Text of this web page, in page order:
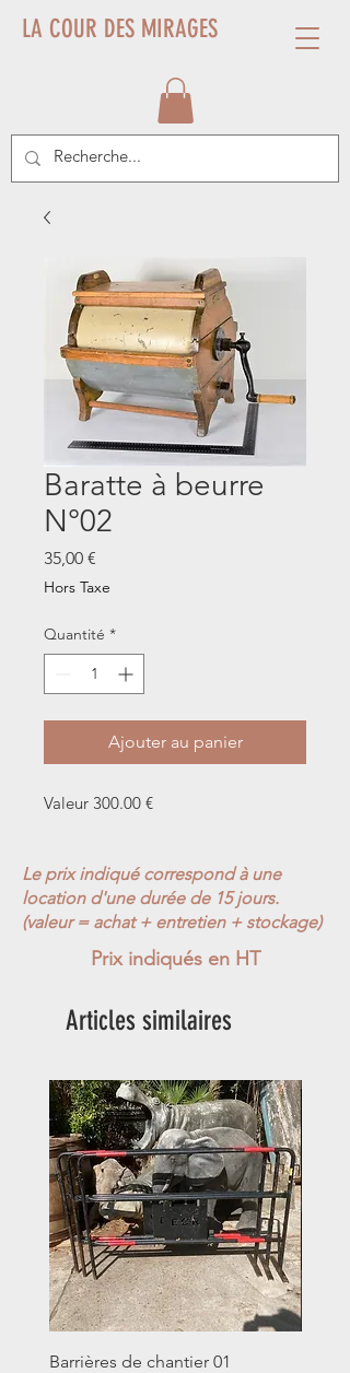
LA COUR DES MIRAGES
Baratte à beurre
N°02
35,00 €
Hors Taxe
Quantité *
Ajouter au panier
Valeur 300.00 €
Le prix indiqué correspond à une
location d'une durée de 15 jours.
(valeur = achat + entretien + stockage)
Prix indiqués en HT
Articles similaires
Barrières de chantier 01